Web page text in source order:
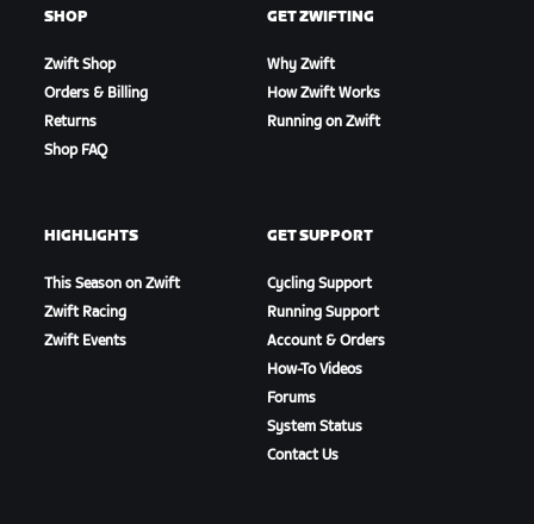
SHOP
Zwift Shop
Orders & Billing
Returns
Shop FAQ
GET ZWIFTING
Why Zwift
How Zwift Works
Running on Zwift
HIGHLIGHTS
This Season on Zwift
Zwift Racing
Zwift Events
GET SUPPORT
Cycling Support
Running Support
Account & Orders
How-To Videos
Forums
System Status
Contact Us